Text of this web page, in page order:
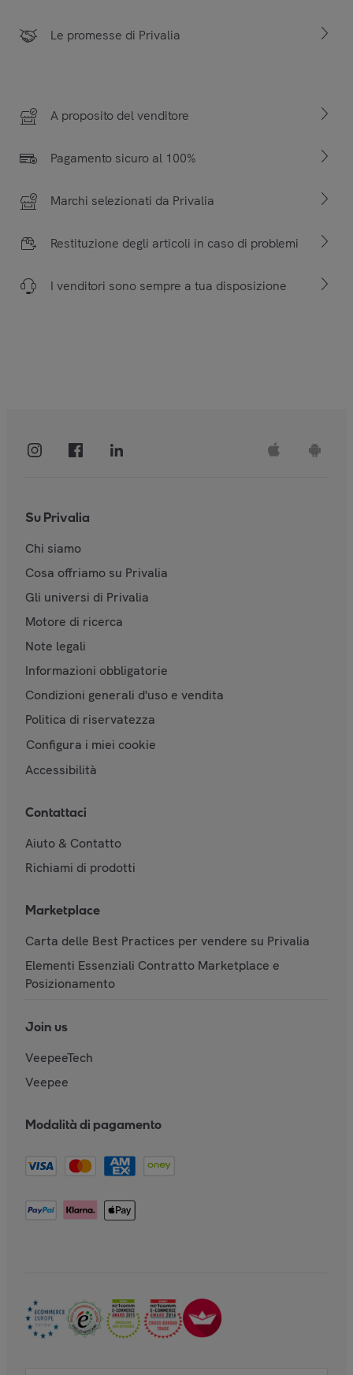
Le promesse di Privalia
A proposito del venditore
Pagamento sicuro al 100%
Marchi selezionati da Privalia
Restituzione degli articoli in caso di problemi
I venditori sono sempre a tua disposizione
Su Privalia
Chi siamo
Cosa offriamo su Privalia
Gli universi di Privalia
Motore di ricerca
Note legali
Informazioni obbligatorie
Condizioni generali d'uso e vendita
Politica di riservatezza
Configura i miei cookie
Accessibilità
Contattaci
Aiuto & Contatto
Richiami di prodotti
Marketplace
Carta delle Best Practices per vendere su Privalia
Elementi Essenziali Contratto Marketplace e
Posizionamento
Join us
VeepeeTech
Veepee
Modalità di pagamento